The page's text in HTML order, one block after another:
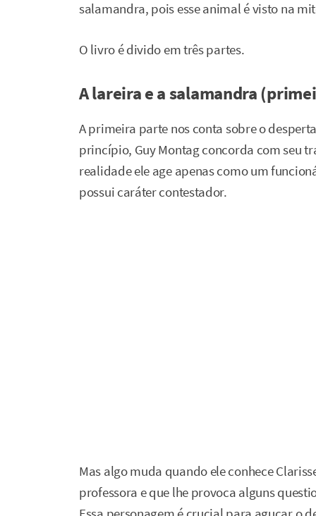
salamandra, pois esse animal é visto na
O livro é divido em três partes.
A lareira e a salamandra
A primeira parte nos conta sobre o
princípio, Guy Montag concorda com seu
realidade ele age apenas como um
possui caráter contestador.
Mas algo muda quando ele conhece
professora e que lhe provoca alguns